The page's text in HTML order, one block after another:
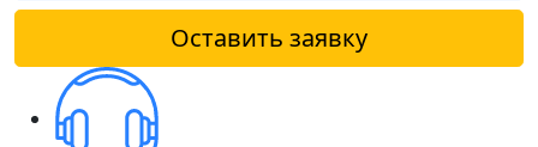
Оставить заявку